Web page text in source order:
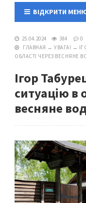
ВІДКРИТИ
25.04.2024 384
0
ГЛАВНАЯ → УВАГА! →
ОБЛАСТІ ЧЕРЕЗ ВЕСНЯНЕ
Ігор
ситуацію в
весняне